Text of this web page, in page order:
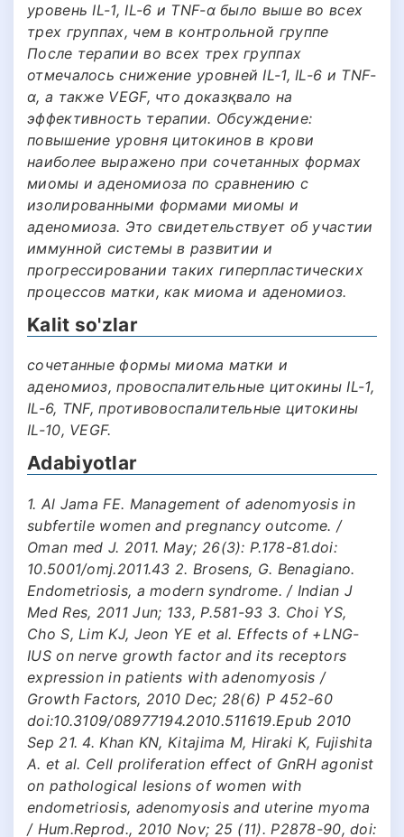
уровень IL-1, IL-6 и TNF-α было выше во всех
трех группах, чем в контрольной группе
После терапии во всех трех группах
отмечалось снижение уровней IL-1, IL-6 и TNF-
α, а также VEGF, что доказқвало на
эффективность терапии. Обсуждение:
повышение уровня цитокинов в крови
наиболее выражено при сочетанных формах
миомы и аденомиоза по сравнению с
изолированными формами миомы и
аденомиоза. Это свидетельствует об участии
иммунной системы в развитии и
прогрессировании таких гиперпластических
процессов матки, как миома и аденомиоз.
Kalit so'zlar
сочетанные формы миома матки и
аденомиоз, провоспалительные цитокины IL-1,
IL-6, TNF, противовоспалительные цитокины
IL-10, VEGF.
Adabiyotlar
1. Al Jama FE. Management of adenomyosis in
subfertile women and pregnancy outcome. /
Oman med J. 2011. May; 26(3): P.178-81.doi:
10.5001/omj.2011.43 2. Brosens, G. Benagiano.
Endometriosis, a modern syndrome. / Indian J
Med Res, 2011 Jun; 133, P.581-93 3. Choi YS,
Cho S, Lim KJ, Jeon YE et al. Effects of +LNG-
IUS on nerve growth factor and its receptors
expression in patients with adenomyosis /
Growth Factors, 2010 Dec; 28(6) P 452-60
doi:10.3109/08977194.2010.511619.Epub 2010
Sep 21. 4. Khan KN, Kitajima M, Hiraki K, Fujishita
A. et al. Cell proliferation effect of GnRH agonist
on pathological lesions of women with
endometriosis, adenomyosis and uterine myoma
/ Hum.Reprod., 2010 Nov; 25 (11). P2878-90, doi: